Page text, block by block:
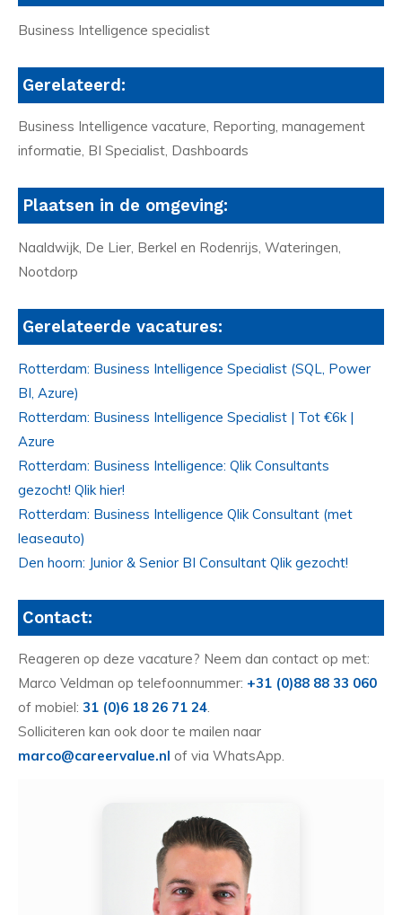
Business Intelligence specialist
Gerelateerd:
Business Intelligence vacature, Reporting, management
informatie, BI Specialist, Dashboards
Plaatsen in de omgeving:
Naaldwijk, De Lier, Berkel en Rodenrijs, Wateringen,
Nootdorp
Gerelateerde vacatures:
Rotterdam: Business Intelligence Specialist (SQL, Power
BI, Azure)
Rotterdam: Business Intelligence Specialist | Tot €6k |
Azure
Rotterdam: Business Intelligence: Qlik Consultants
gezocht! Qlik hier!
Rotterdam: Business Intelligence Qlik Consultant (met
leaseauto)
Den hoorn: Junior & Senior BI Consultant Qlik gezocht!
Contact:
Reageren op deze vacature? Neem dan contact op met:
Marco Veldman op telefoonnummer: +31 (0)88 88 33 060
of mobiel: 31 (0)6 18 26 71 24.
Solliciteren kan ook door te mailen naar
marco@careervalue.nl of via WhatsApp.